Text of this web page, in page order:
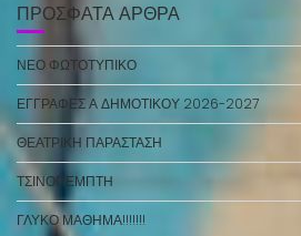
ΠΡΌΣΦΑΤΑ ΆΡΘΡΑ
ΝΕΟ ΦΩΤΟΤΥΠΙΚΟ
ΕΓΓΡΑΦΕΣ Α ΔΗΜΟΤΙΚΟΥ 2026-2027
ΘΕΑΤΡΙΚΗ ΠΑΡΑΣΤΑΣΗ
ΤΣΙΝΟΠΕΜΠΤΗ
ΓΛΥΚΟ ΜΑΘΗΜΑ!!!!!!!